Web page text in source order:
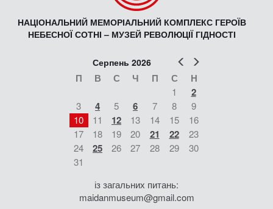
НАЦІОНАЛЬНИЙ МЕМОРІАЛЬНИЙ КОМПЛЕКС ГЕРОЇВ
НЕБЕСНОЇ СОТНІ – МУЗЕЙ РЕВОЛЮЦІЇ ГІДНОСТІ
Попер
Серпень 2026
П В С Ч П С Н
1 2
3 4 5 6 7 8
9
10
11 12 13 14 15
16
17
18 19 20 21 22
23
24
25 26 27 28 29
30
31
із загальних питань:
maidanmuseum@gmail.com